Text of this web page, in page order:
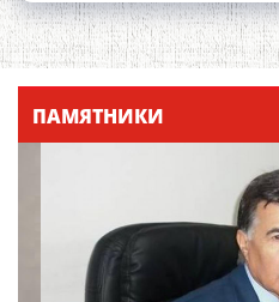
Қадамҷо - Лоҳутӣ
ПАМЯТНИКИ